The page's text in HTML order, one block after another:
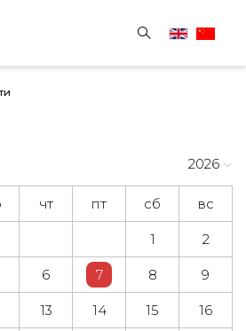
2026
чт пт сб вс
1 2
6 7 8 9
13 14 15 16